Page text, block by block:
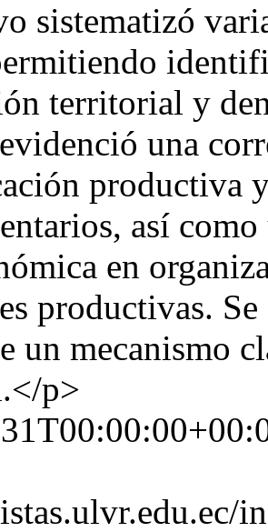
sistematizó
territorial y
una
productiva
así
en
productivas.
un mecanismo
p>